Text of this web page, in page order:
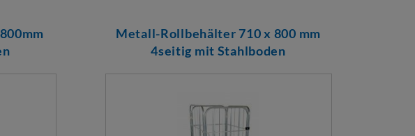
Metall-Rollbehälter 710 x 800 mm
4seitig mit Stahlboden